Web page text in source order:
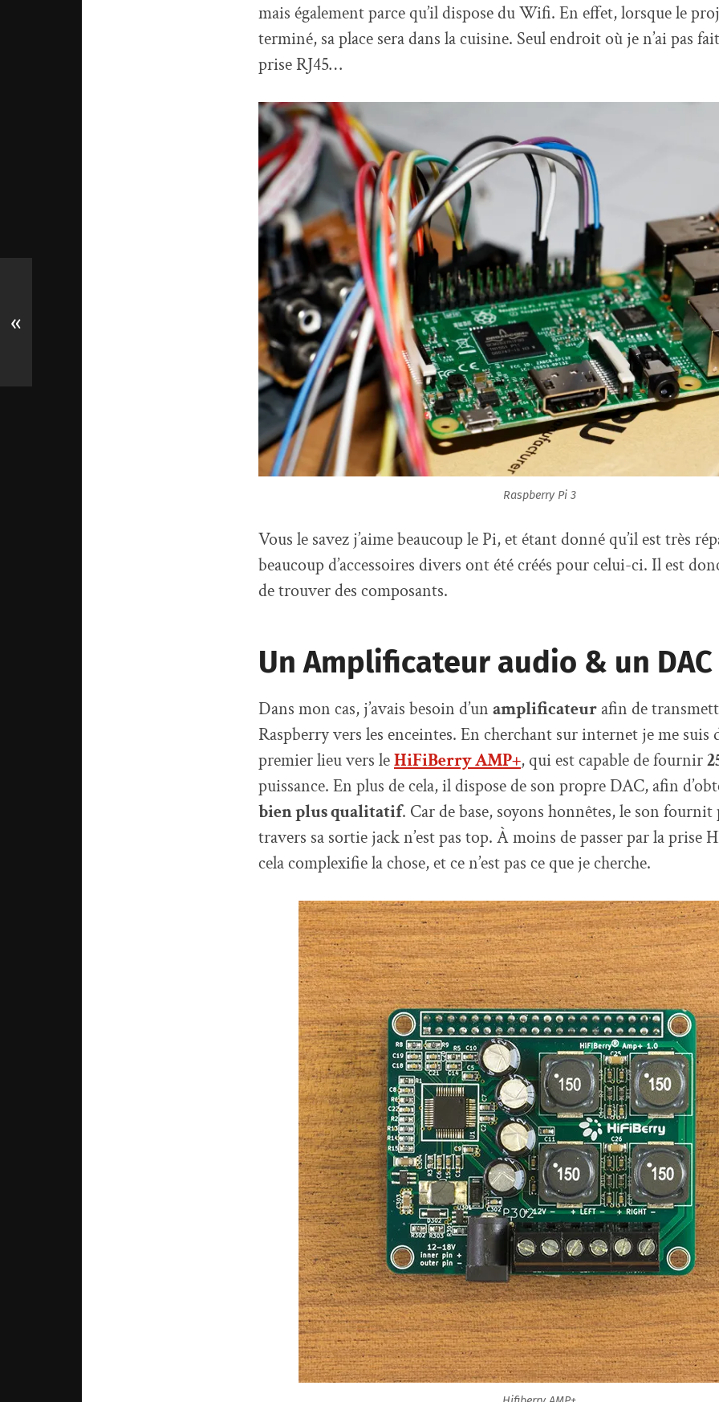
mais également parce qu’il dispose du Wifi. En effet, lorsque le
terminé, sa place sera dans la cuisine. Seul endroit où je n’ai pas
prise RJ45…
Raspberry Pi 3
Vous le savez j’aime beaucoup le Pi, et étant donné qu’il est très
beaucoup d’accessoires divers ont été créés pour celui-ci. Il est
de trouver des composants.
Un Amplificateur audio & un DAC
Dans mon cas, j’avais besoin d’un amplificateur afin de
Raspberry vers les enceintes. En cherchant sur internet je me suis
premier lieu vers leHiFiBerry AMP+, qui est capable de fournir
puissance. En plus de cela, il dispose de son propre DAC, afin
bien plus qualitatif. Car de base, soyons honnêtes, le son fournit
travers sa sortie jack n’est pas top. À moins de passer par la prise
cela complexifie la chose, et ce n’est pas ce que je cherche.
«